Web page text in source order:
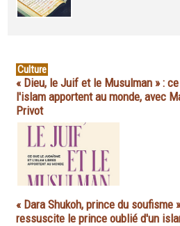
Culture
« Dieu, le Juif et le Musulman » :
l'islam apportent au monde, avec
Privot
« Dara Shukoh, prince du soufisme
ressuscite le prince oublié d'un